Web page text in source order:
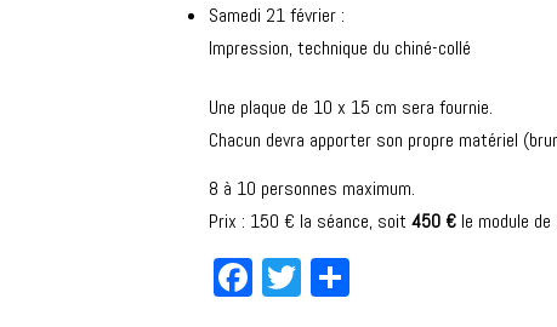
Samedi 21 février :
Impression, technique du chiné-collé
Une plaque de 10 x 15 cm sera fournie.
Chacun devra apporter son propre matériel
8 à 10 personnes maximum.
Prix : 150 € la séance, soit 450 € le module
Fa T